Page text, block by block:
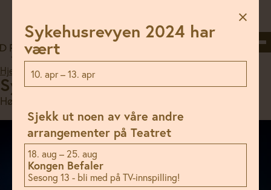
innhold
Hjem Program //Sykehusrevyen 2024
Sykehusrevyen 2024
Høy puls
Sykehusrevyen 2024 har
vært
10. apr – 13. apr
Sjekk ut noen av våre andre
arrangementer på Teatret
18. aug – 25. aug
Kongen Befaler
Sesong 13 - bli med på TV-innspilling!